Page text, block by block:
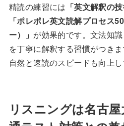
精読の練習には 「英文解釈の
「ポレポレ英文読解プロセス
ー）」 が効果的です。文法知
を丁寧に解釈する習慣がつきま
自然と速読のスピードも向上し
リスニングは名古